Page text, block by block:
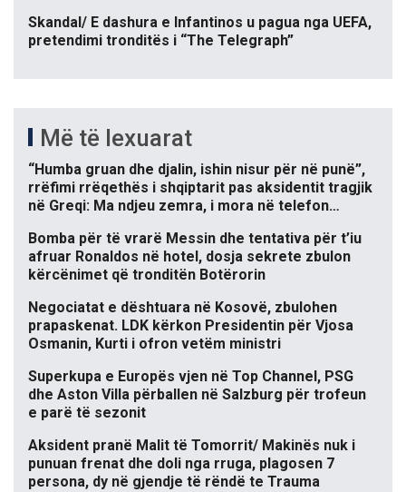
Skandal/ E dashura e Infantinos u pagua nga UEFA,
pretendimi tronditës i “The Telegraph”
Më të lexuarat
“Humba gruan dhe djalin, ishin nisur për në punë”,
rrëfimi rrëqethës i shqiptarit pas aksidentit tragjik
në Greqi: Ma ndjeu zemra, i mora në telefon…
Bomba për të vrarë Messin dhe tentativa për t’iu
afruar Ronaldos në hotel, dosja sekrete zbulon
kërcënimet që tronditën Botërorin
Negociatat e dështuara në Kosovë, zbulohen
prapaskenat. LDK kërkon Presidentin për Vjosa
Osmanin, Kurti i ofron vetëm ministri
Superkupa e Europës vjen në Top Channel, PSG
dhe Aston Villa përballen në Salzburg për trofeun
e parë të sezonit
Aksident pranë Malit të Tomorrit/ Makinës nuk i
punuan frenat dhe doli nga rruga, plagosen 7
persona, dy në gjendje të rëndë te Trauma